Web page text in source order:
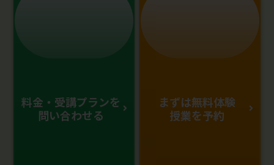
料金・受講プランを
問い合わせる
まずは無料体験
授業を予約